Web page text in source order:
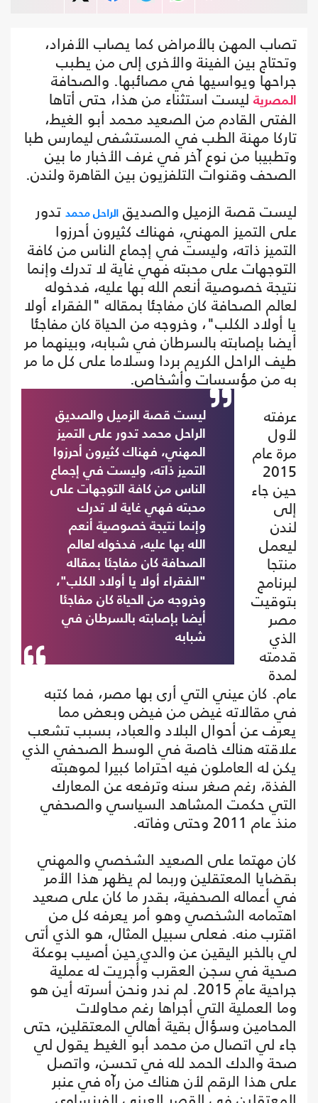
تصاب المهن بالأمراض كما يصاب الأفراد،
وتحتاج بين الفينة والأخرى إلى من يطبب
جراحها ويواسيها في مصائبها. والصحافة
المصرية ليست استثناء من هذا، حتى أتاها
الفتى القادم من الصعيد محمد أبو الغيط،
تاركا مهنة الطب في المستشفى ليمارس طبا
وتطبيبا من نوع آخر في غرف الأخبار ما بين
الصحف وقنوات التلفزيون بين القاهرة ولندن.
ليست قصة الزميل والصديق الراحل محمد تدور
على التميز المهني، فهناك كثيرون أحرزوا
التميز ذاته، وليست في إجماع الناس من كافة
التوجهات على محبته فهي غاية لا تدرك وإنما
نتيجة خصوصية أنعم الله بها عليه، فدخوله
لعالم الصحافة كان مفاجئا بمقاله "الفقراء أولا
يا أولاد الكلب"، وخروجه من الحياة كان مفاجئا
أيضا بإصابته بالسرطان في شبابه، وبينهما مر
طيف الراحل الكريم بردا وسلاما على كل ما مر
به من مؤسسات وأشخاص.
ليست قصة الزميل والصديق
الراحل محمد تدور على التميز
المهني، فهناك كثيرون أحرزوا
التميز ذاته، وليست في إجماع
الناس من كافة التوجهات على
محبته فهي غاية لا تدرك
وإنما نتيجة خصوصية أنعم
الله بها عليه، فدخوله لعالم
الصحافة كان مفاجئا بمقاله
"الفقراء أولا يا أولاد الكلب"،
وخروجه من الحياة كان مفاجئا
أيضا بإصابته بالسرطان في
شبابه
عرفته
لأول
مرة عام
2015
حين جاء
إلى
لندن
ليعمل
منتجا
لبرنامج
بتوقيت
مصر
الذي
قدمته
لمدة
عام. كان عيني التي أرى بها مصر، فما كتبه
في مقالاته غيض من فيض وبعض مما
يعرف عن أحوال البلاد والعباد، بسبب تشعب
علاقته هناك خاصة في الوسط الصحفي الذي
يكن له العاملون فيه احتراما كبيرا لموهبته
الفذة، رغم صغر سنه وترفعه عن المعارك
التي حكمت المشاهد السياسي والصحفي
منذ عام 2011 وحتى وفاته.
كان مهتما على الصعيد الشخصي والمهني
بقضايا المعتقلين وربما لم يظهر هذا الأمر
في أعماله الصحفية، بقدر ما كان على صعيد
اهتمامه الشخصي وهو أمر يعرفه كل من
اقترب منه. فعلى سبيل المثال، هو الذي أتى
لي بالخبر اليقين عن والدي حين أصيب بوعكة
صحية في سجن العقرب وأُجريت له عملية
جراحية عام 2015. لم ندر ونحن أسرته أين هو
وما العملية التي أجراها رغم محاولات
المحامين وسؤال بقية أهالي المعتقلين، حتى
جاء لي اتصال من محمد أبو الغيط يقول لي
صحة والدك الحمد لله في تحسن، واتصل
على هذا الرقم لأن هناك من رآه في عنبر